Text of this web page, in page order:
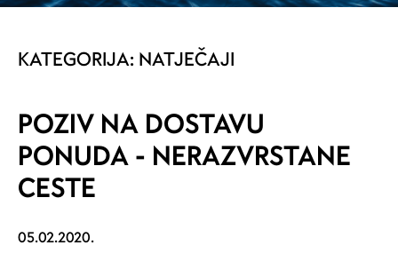
KATEGORIJA: NATJEČAJI
POZIV NA DOSTAVU
PONUDA - NERAZVRSTANE
CESTE
05.02.2020.